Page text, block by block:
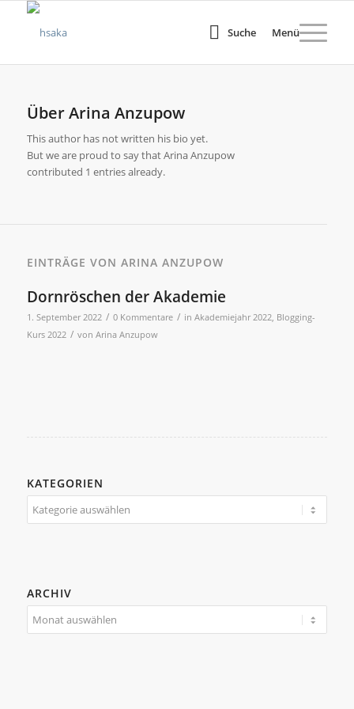
Suche Menü
ÜberArina Anzupow
This author has not written his bio yet.
But we are proud to say thatArina Anzupow
contributed 1 entries already.
EINTRÄGE VON ARINA ANZUPOW
Dornröschen der Akademie
1. September 2022 / 0 Kommentare / in Akademiejahr 2022, Blogging-
Kurs 2022 / von Arina Anzupow
KATEGORIEN
Kategorien
ARCHIV